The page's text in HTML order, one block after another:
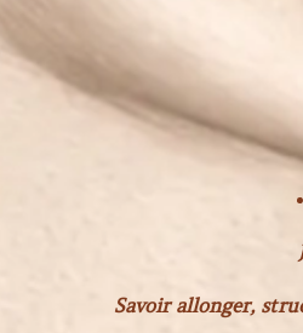
Savoir allonger,